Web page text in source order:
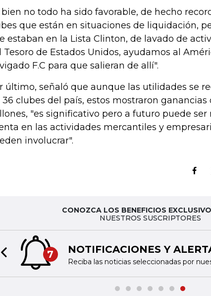
bien no todo ha sido favorable, de hecho
que están en situaciones de liquidación,
estaban en la Lista Clinton, de lavado de
Tesoro de Estados Unidos, ayudamos al
F.C para que salieran de allí".
último, señaló que aunque las utilidades se
36 clubes del país, estos mostraron
"es significativo pero a futuro puede
en las actividades mercantiles y
involucrar".
CONOZCA LOS BENEFICIOS
NUESTROS SUSCRIPTORES
7 NOTIFICACIONES Y
Reciba las noticias seleccionadas por
Previous slide